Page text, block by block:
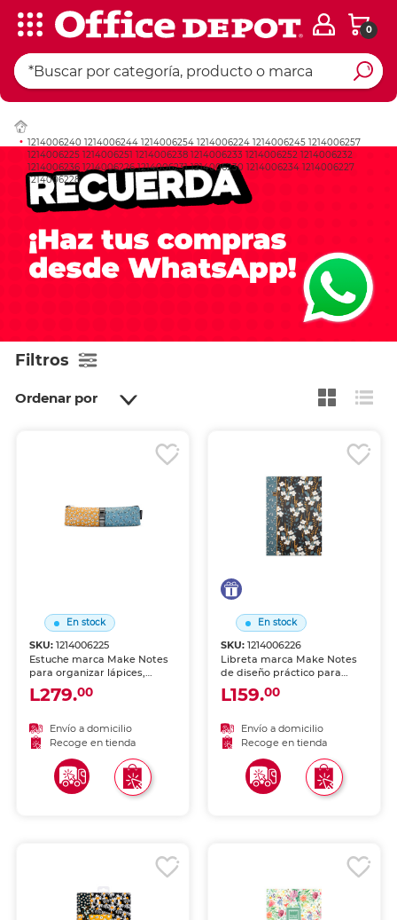
0
1214006240 1214006244 1214006254 1214006224 1214006245 1214006257
1214006225 1214006251 1214006238 1214006233 1214006252 1214006232
1214006236 1214006226 1214006231 1214006230 1214006234 1214006227
1214006228
Filtros
Ordenar por
En stock
SKU:1214006225
Estuche marca Make Notes
para organizar lápices,
bolígrafos y útiles. Cierre
seguro y diseño práctico
mochila o cartera.
L279.00
Envío a domicilio
Recoge en tienda
En stock
SKU: 1214006226
Libreta marca Make Notes
de diseño práctico para
llevar tus ideas a todas
partes. Hojas de calidad
planificar.
L159.00
Envío a domicilio
Recoge en tienda